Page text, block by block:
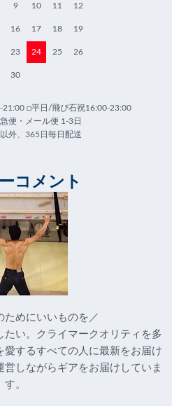
9 10 11 12
16 17 18 19
23 24 25 26
30
□平日/飛び石祝16:00-23:00
便・メール便 1-3日
外、365日毎日配送
コメント
ためにいいものを／
たい。クライマークオリティを多
愛するすべての人に最新をお届け
営しながらギアをお届けしていま
す。